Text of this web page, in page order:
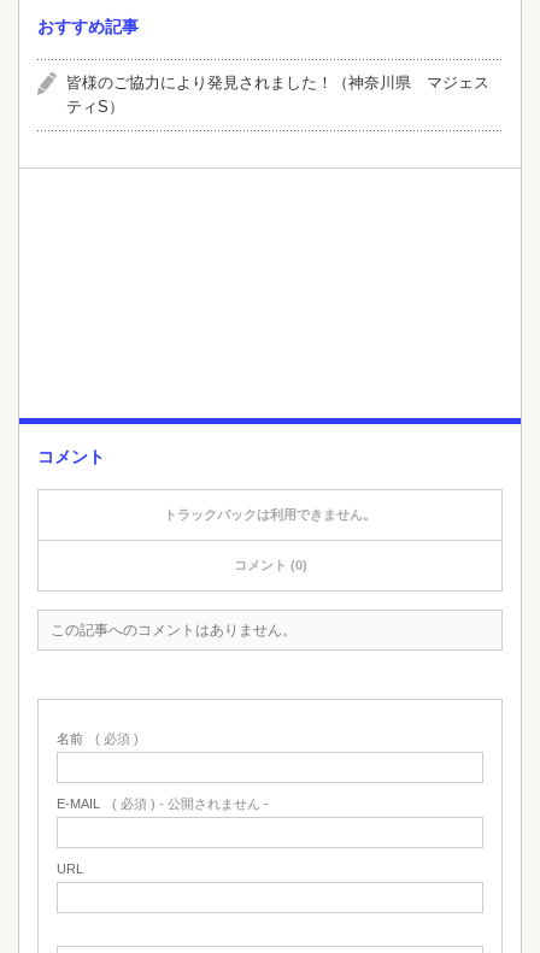
おすすめ記事
皆様のご協力により発見されました！（神奈川県 マジェス
ティS）
コメント
トラックバックは利用できません。
コメント (0)
この記事へのコメントはありません。
名前 ( 必須 )
E-MAIL ( 必須 ) - 公開されません -
URL